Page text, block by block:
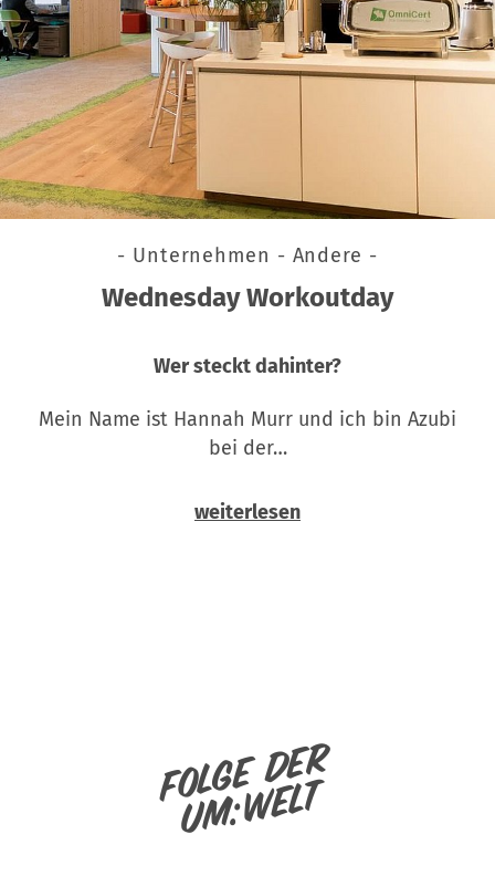
- Unternehmen - Andere -
Wednesday Workoutday
Wer steckt dahinter?
Mein Name ist Hannah Murr und ich bin Azubi
bei der…
weiterlesen
Folge der
um:welt